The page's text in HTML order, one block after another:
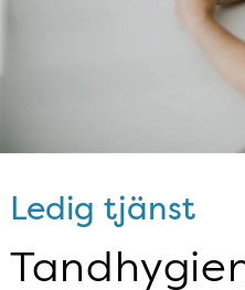
Ledig tjänst